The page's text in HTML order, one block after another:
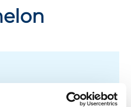
alumunium platen.